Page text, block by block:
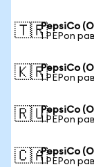
🇹🇷PepsiCo
1 PEPon
🇰🇷PepsiCo
1 PEPon
🇷🇺PepsiCo
1 PEPon
🇨🇦PepsiCo
1 PEPon